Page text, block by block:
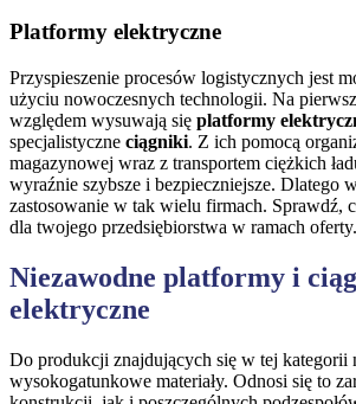
Platformy elektryczne
Przyspieszenie procesów logistycznych jest
użyciu nowoczesnych technologii. Na
względem wysuwają się platformy
specjalistyczne ciągniki. Z ich pomocą
magazynowej wraz z transportem ciężkich
wyraźnie szybsze i bezpieczniejsze. Dlatego
zastosowanie w tak wielu firmach. Sprawdź,
dla twojego przedsiębiorstwa w ramach oferty.
Niezawodne platformy i
elektryczne
Do produkcji znajdujących się w tej kategorii
wysokogatunkowe materiały. Odnosi się to